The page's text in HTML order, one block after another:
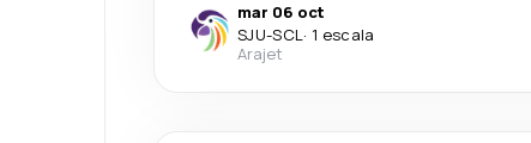
mar 06 oct
SJU-SCL· 1 escala
Arajet